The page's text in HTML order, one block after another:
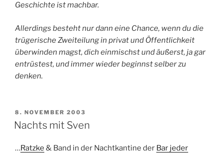
Geschichte ist machbar.
Allerdings besteht nur dann eine Chance, wenn du die
trügerische Zweiteilung in privat und Öffentlichkeit
überwinden magst, dich einmischst und äußerst, ja gar
entrüstest, und immer wieder beginnst selber zu
denken.
VERÖFFENTLICHT
AM
8. NOVEMBER 2003
Nachts mit Sven
…Ratzke & Band in der Nachtkantine der Bar jeder